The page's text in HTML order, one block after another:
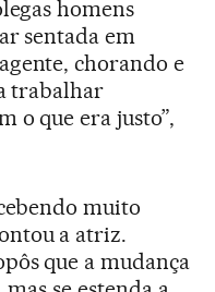
homens
sentada em
chorando e
trabalhar
o que era justo”,
muito
a atriz.
que a mudança